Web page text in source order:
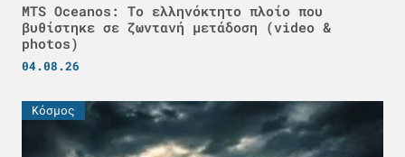
MTS Oceanos: Το ελληνόκτητο πλοίο που
βυθίστηκε σε ζωντανή μετάδοση (video &
photos)
04.08.26
Κόσμος